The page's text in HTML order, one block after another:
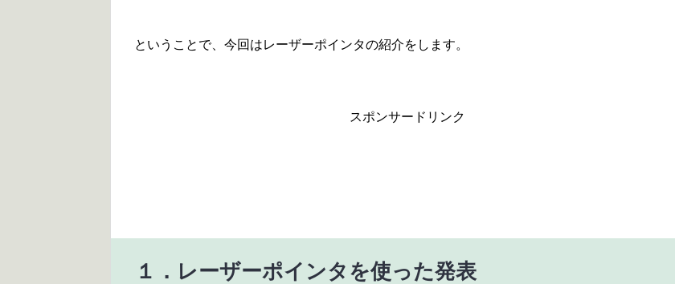
ということで、今回はレーザーポインタの紹介をします。
スポンサードリンク
１．レーザーポインタを使った発表